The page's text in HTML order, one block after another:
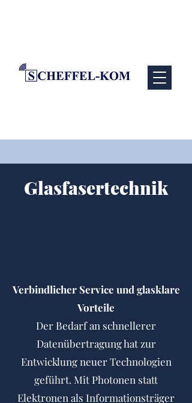
Glasfasertechnik
Verbindlicher Service und glasklare
Vorteile
Der Bedarf an schnellerer
Datenübertragung hat zur
Entwicklung neuer Technologien
geführt. Mit Photonen statt
Elektronen als Informationsträger